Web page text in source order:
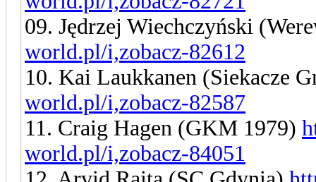
09. Jędrzej Wiechczyński
world.pl/i,zobacz-82612
10. Kai Laukkanen (Siekacze
world.pl/i,zobacz-82587
11. Craig Hagen (GKM 1979)
world.pl/i,zobacz-84051